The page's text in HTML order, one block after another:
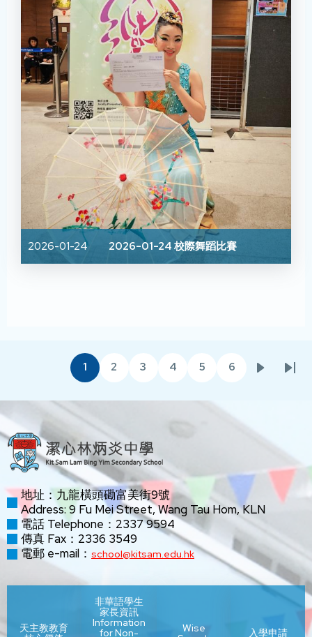
2026-01-24 2026-01-24 校際舞蹈比賽
Pagination
目
頁
1
頁
2
頁
3
頁
4
頁
5
頁
6
下
地址：九龍橫頭磡富美街9號
Address: 9 Fu Mei Street, Wang Tau Hom, KLN
電話 Telephone：2337 9594
傳真 Fax：2336 3549
電郵 e-mail： school@kitsam.edu.hk
天主教教育
非華語學生
家長資訊
Information
for Non-
Wise
入學申請